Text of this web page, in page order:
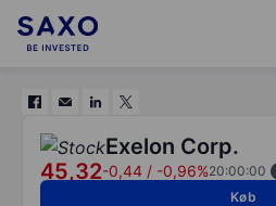
Exelon Corp.
45,32-0,44 / -0,96%20:00:00
Køb